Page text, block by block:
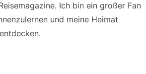
Ich bin ein großer Fan
und meine Heimat